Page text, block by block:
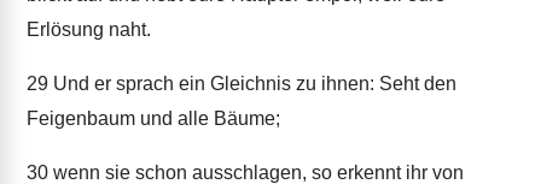
Erlösung naht.
29 Und er sprach ein Gleichnis zu ihnen: Seht den
Feigenbaum und alle Bäume;
30 wenn sie schon ausschlagen, so erkennt ihr von